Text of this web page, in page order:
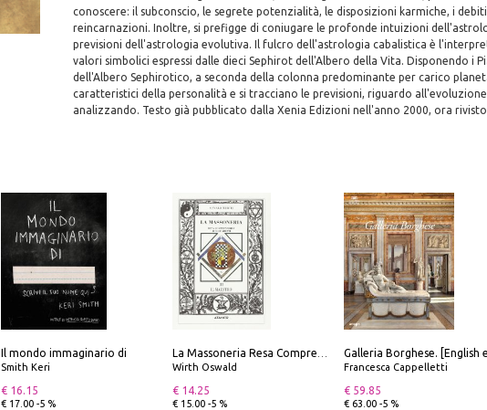
conoscere: il subconscio, le segrete potenzialità, le disposizioni karmiche, i
reincarnazioni. Inoltre, si prefigge di coniugare le profonde intuizioni
previsioni dell'astrologia evolutiva. Il fulcro dell'astrologia cabalistica è
valori simbolici espressi dalle dieci Sephirot dell'Albero della Vita. Disponendo i
dell'Albero Sephirotico, a seconda della colonna predominante per carico
caratteristici della personalità e si tracciano le previsioni, riguardo
analizzando. Testo già pubblicato dalla Xenia Edizioni nell'anno 2000, ora
Il mondo immaginario di
Smith Keri
€ 16.15
€ 17.00 -5 %
Wirth Oswald
€ 14.25
€ 15.00 -5 %
Francesca Cappelletti
€ 59.85
€ 63.00 -5 %